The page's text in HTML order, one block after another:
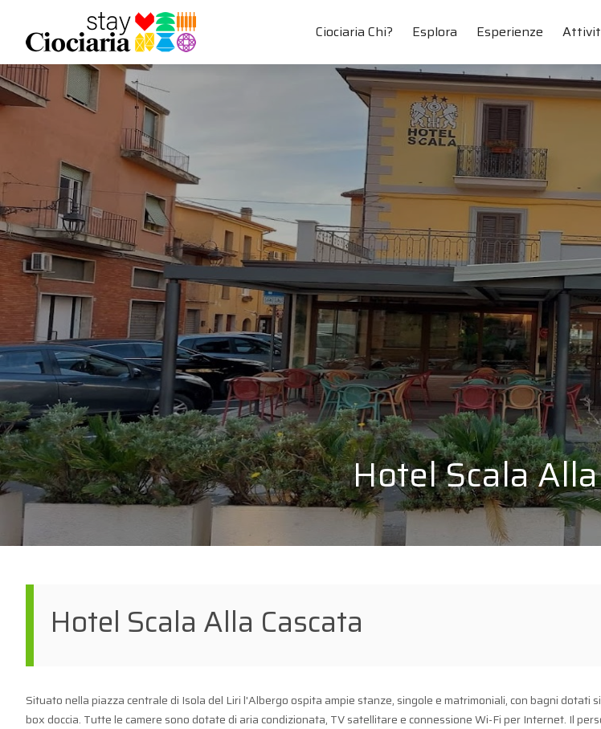
Ciociaria Chi? Esplora Esperienze
Hotel Scala
Hotel Scala Alla Cascata
Situato nella piazza centrale di Isola del Liri l'Albergo ospita ampie stanze, singole e matrimoniali, con bagni dotati
box doccia. Tutte le camere sono dotate di aria condizionata, TV satellitare e connessione Wi-Fi per Internet. Il